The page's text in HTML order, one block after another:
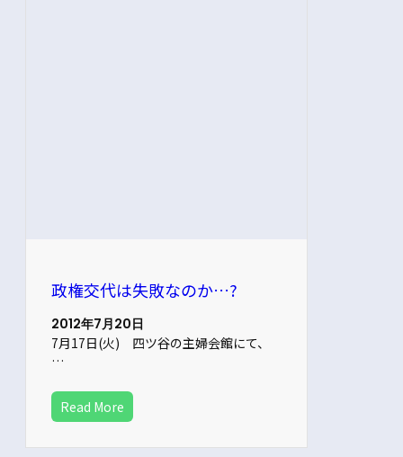
政権交代は失敗なのか…?
2012年7月20日
7月17日(火) 四ツ谷の主婦会館にて、
…
Read More